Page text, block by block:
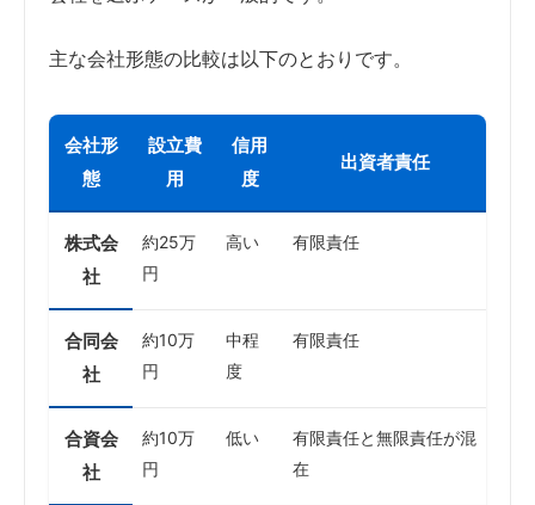
主な会社形態の比較は以下のとおりです。
会社形
態
設立費
用
信用
度
出資者責任
株式会
社
約25万
円
高い 有限責任
合同会
社
約10万
円
中程
度
有限責任
合資会
社
約10万
円
低い
有限責任と無限責任が混
在